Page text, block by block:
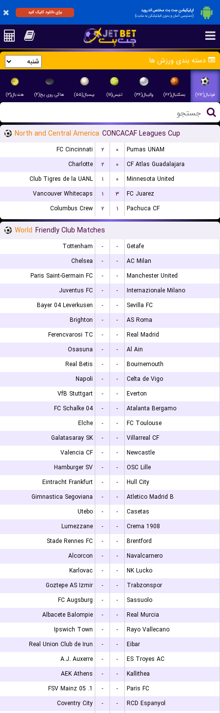
اپلیکیشن جت بت مختص اندروید
(دسترسی آسان و بدون فیلترشکن به سایت)
برای دانلود کلیک کنید
دسته بندی ورزش ها
فوتبال(۷۱۲) بسکتبال(۶۲) والیبال(۳۶) تنیس(۱۱۱) بیسبال(۵۵) هاکی روی یخ(۴) هندبال(۳)
North and Central America CONCACAF Leagues Cup
FC Cincinnati ۲ ۰
Pumas UNAM
Charlotte
۲ ۰
CF Atlas Guadalajara
Club Tigres de la UANL
۱ ۰
Minnesota United
Vancouver Whitecaps
۱ ۳
FC Juarez
Columbus Crew
۲ ۱ Pachuca CF
World Friendly Club Matches
Tottenham - -
Getafe
Chelsea
- -
AC Milan
Paris Saint-Germain FC
- -
Manchester United
Juventus FC
- -
Internazionale Milano
Bayer 04 Leverkusen
- -
Sevilla FC
Brighton
- -
AS Roma
Ferencvarosi TC
- -
Real Madrid
Osasuna
- -
Al Ain
Real Betis
- -
Bournemouth
Napoli
- -
Celta de Vigo
VfB Stuttgart
- -
Everton
FC Schalke 04
- -
Atalanta Bergamo
Elche
- -
FC Toulouse
Galatasaray SK
- -
Villarreal CF
Valencia CF
- -
Newcastle
Hamburger SV
- -
OSC Lille
Eintracht Frankfurt
- -
Hull City
Gimnastica Segoviana
- -
Atletico Madrid B
Utebo
- -
Casetas
Lumezzane
- -
Crema 1908
Stade Rennes FC
- -
Brentford
Alcorcon
- -
Navalcarnero
Karlovac
- -
NK Lucko
Goztepe AS Izmir
- -
Trabzonspor
FC Augsburg
- -
Sassuolo
Albacete Balompie
- -
Real Murcia
Ipswich Town
- -
Rayo Vallecano
Real Union Club de Irun
- -
Eibar
A.J. Auxerre
- -
ES Troyes AC
AEK Athens
- -
Kallithea
1. FSV Mainz 05
- -
Paris FC
Coventry City
- -
RCD Espanyol